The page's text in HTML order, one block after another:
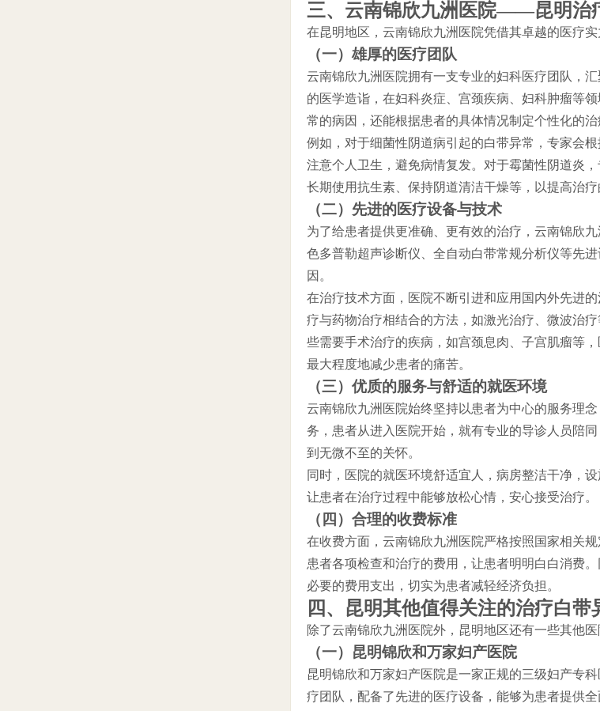
三、云南锦欣九洲医院——昆明治
在昆明地区，云南锦欣九洲医院凭借其卓越的医疗
（一）雄厚的医疗团队
云南锦欣九洲医院拥有一支专业的妇科医疗团队，
的医学造诣，在妇科炎症、宫颈疾病、妇科肿瘤等
常的病因，还能根据患者的具体情况制定个性化的
例如，对于细菌性阴道病引起的白带异常，专家会
注意个人卫生，避免病情复发。对于霉菌性阴道炎
长期使用抗生素、保持阴道清洁干燥等，以提高治疗
（二）先进的医疗设备与技术
为了给患者提供更准确、更有效的治疗，云南锦欣
色多普勒超声诊断仪、全自动白带常规分析仪等先
因。
在治疗技术方面，医院不断引进和应用国内外先进
疗与药物治疗相结合的方法，如激光治疗、微波治
些需要手术治疗的疾病，如宫颈息肉、子宫肌瘤等
最大程度地减少患者的痛苦。
（三）优质的服务与舒适的就医环境
云南锦欣九洲医院始终坚持以患者为中心的服务理
务，患者从进入医院开始，就有专业的导诊人员陪
到无微不至的关怀。
同时，医院的就医环境舒适宜人，病房整洁干净，
让患者在治疗过程中能够放松心情，安心接受治疗。
（四）合理的收费标准
在收费方面，云南锦欣九洲医院严格按照国家相关
患者各项检查和治疗的费用，让患者明明白白消费
必要的费用支出，切实为患者减轻经济负担。
四、昆明其他值得关注的治疗白带
除了云南锦欣九洲医院外，昆明地区还有一些其他
（一）昆明锦欣和万家妇产医院
昆明锦欣和万家妇产医院是一家正规的三级妇产专
疗团队，配备了先进的医疗设备，能够为患者提供